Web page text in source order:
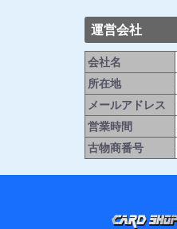
運営会社
会社名
所在地
メールアドレス
営業時間
古物商番号